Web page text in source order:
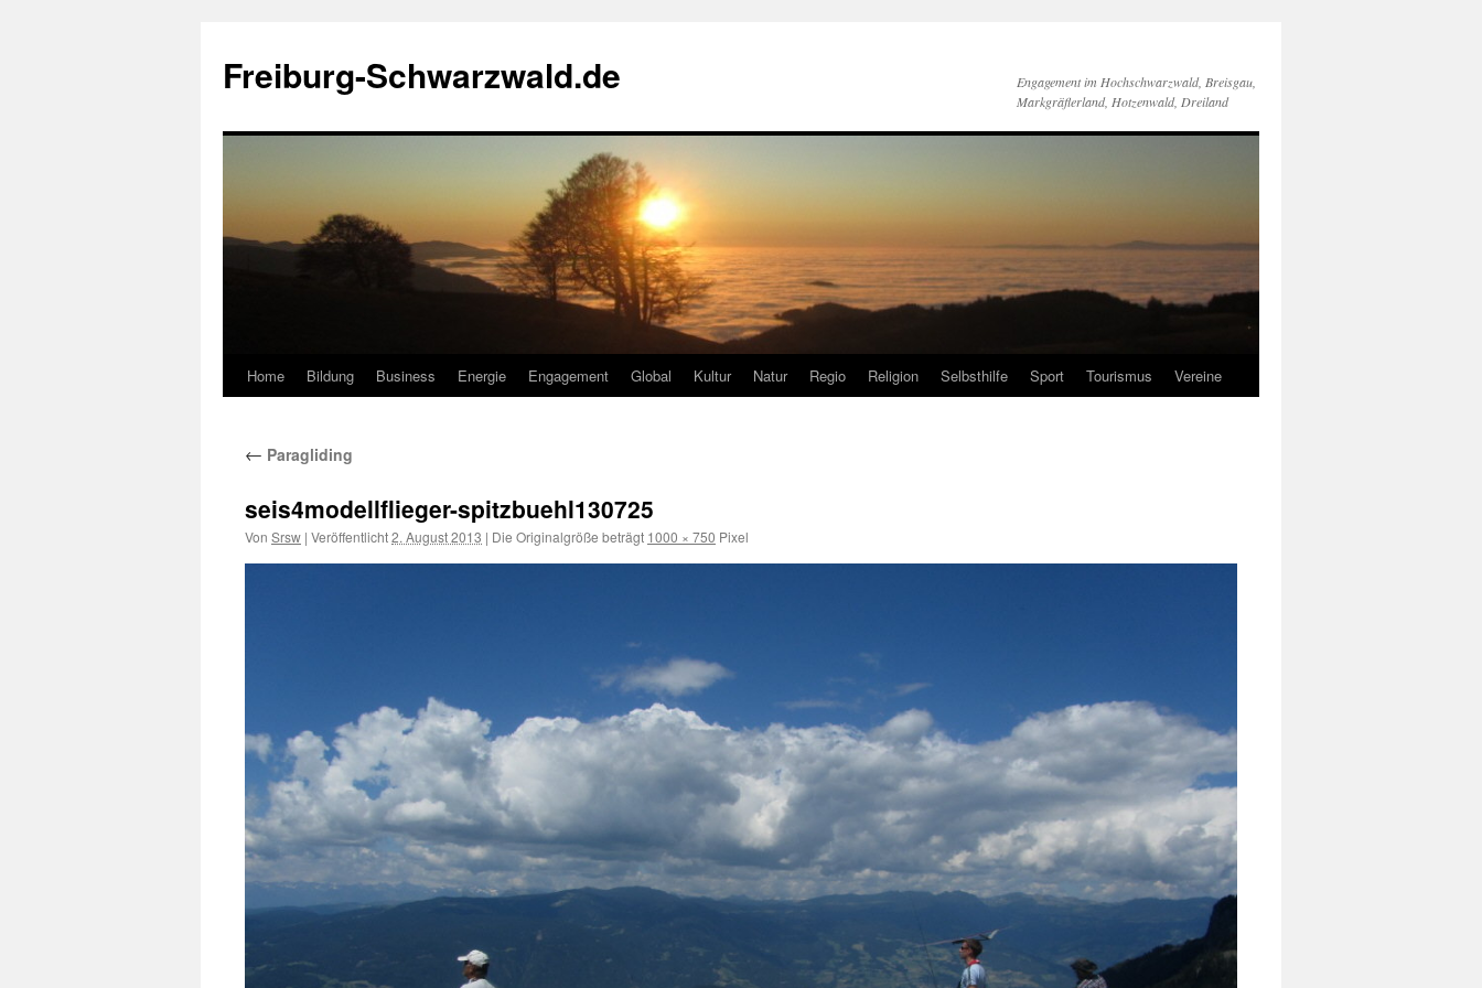
springen
Freiburg-Schwarzwald.de
Engagement im Hochschwarzwald, Breisgau,
Markgräflerland, Hotzenwald, Dreiland
Home Bildung Business Energie Engagement Global Kultur Natur Regio Religion Selbsthilfe Sport Tourismus Vereine
← Paragliding
seis4modellflieger-spitzbuehl130725
Von Srsw | Veröffentlicht2. August 2013 | Die Originalgröße beträgt 1000 × 750 Pixel